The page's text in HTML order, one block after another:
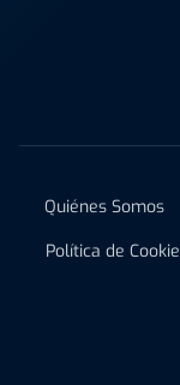
Quiénes Somos
Política de